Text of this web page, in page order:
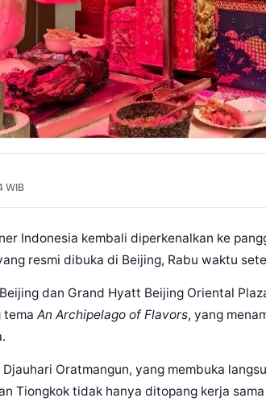
WIB
Indonesia kembali diperkenalkan ke
resmi dibuka di Beijing, Rabu waktu
dan Grand Hyatt Beijing Oriental
tema An Archipelago of Flavors, yang
Oratmangun, yang membuka
Tiongkok tidak hanya ditopang kerja